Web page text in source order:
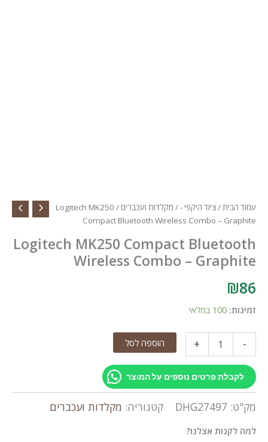
עמוד הבית/ציוד היקפי -/ מקלדות ועכברים
/ Logitech MK250
Compact Bluetooth Wireless Combo – Graphite
Logitech MK250 Compact Bluetooth
Wireless Combo – Graphite
₪86
זמינות: 100 במלאי
-
MK250
Compact
Wireless
–
+ הוספה לסל
לקבלת פרטים נוספים על המוצר
מק"ט: DHG27497 קטגוריה: מקלדות ועכברים
למה לקנות אצלנו?